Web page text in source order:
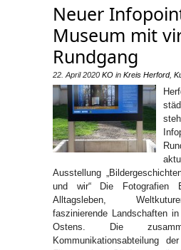
Neuer
Museum mit
Rundgang
22. April 2020 KO in Kreis Herford,
Ausstellung
und wir“ Die Fotografien
Alltagsleben,
faszinierende Landschaften
Ostens. Die
Kommunikationsabteilung